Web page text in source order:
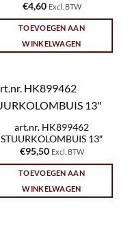
€4,60 Excl. BTW
TOEVOEGEN AAN
WINKELWAGEN
art.nr. HK899462
STUURKOLOMBUIS 13″
€95,50 Excl. BTW
TOEVOEGEN AAN
WINKELWAGEN